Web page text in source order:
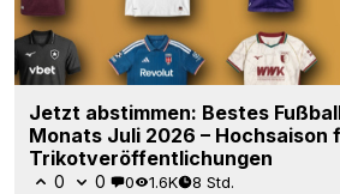
Jetzt abstimmen: Bestes
Monats Juli 2026 – Hochsaison
Trikotveröffentlichungen
0 0 0 1.6K 8 Std.